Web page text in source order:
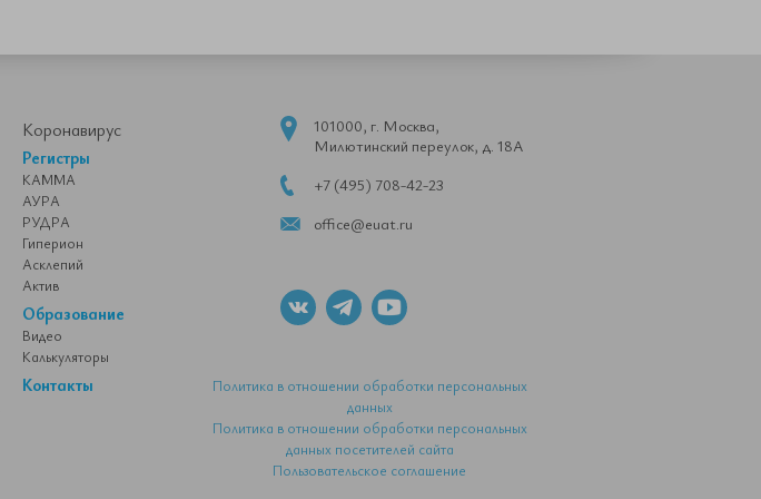
Коронавирус
Регистры
КАММА
АУРА
РУДРА
Гиперион
Асклепий
Актив
Образование
Видео
Калькуляторы
Контакты
101000, г. Москва,
Милютинский переулок, д. 18А
+7 (495) 708-42-23
office@euat.ru
Политика в отношении обработки персональных
данных
Политика в отношении обработки персональных
данных посетителей сайта
Пользовательское соглашение